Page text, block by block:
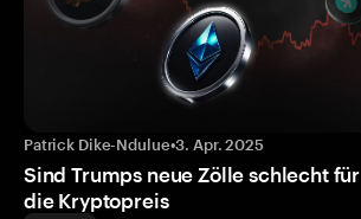
Patrick Dike-Ndulue•3. Apr. 2025
Sind Trumps neue Zölle schlecht für
die Kryptopreis